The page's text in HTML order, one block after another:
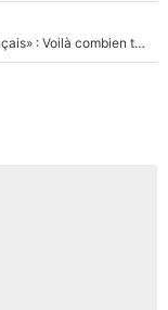
«C'est un beau salaire par rapport à 90 % des Français» : Voilà combien touchait Nelson Monfort sur France Télévisions avant de rejoindre CNews